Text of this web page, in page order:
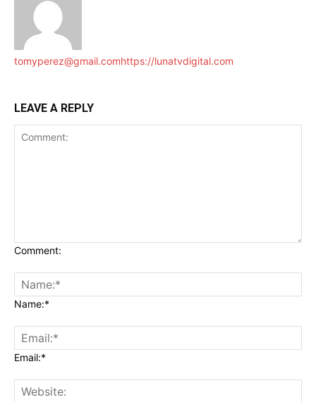
tomyperez@gmail.comhttps://lunatvdigital.com
LEAVE A REPLY
Comment:
Name:*
Email:*